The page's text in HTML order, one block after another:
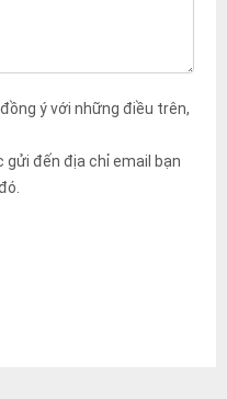
đồng ý với những điều trên,
đến địa chỉ email bạn